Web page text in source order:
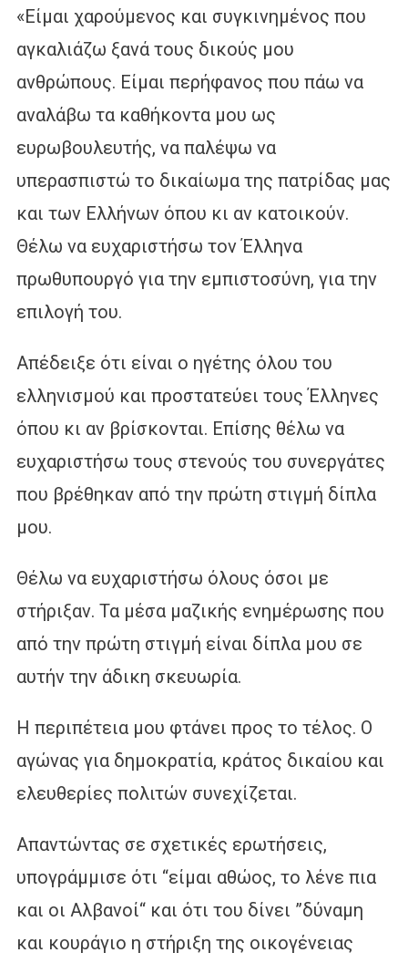
«Είμαι χαρούμενος και συγκινημένος που
αγκαλιάζω ξανά τους δικούς μου
ανθρώπους. Είμαι περήφανος που πάω να
αναλάβω τα καθήκοντα μου ως
ευρωβουλευτής, να παλέψω να
υπερασπιστώ το δικαίωμα της πατρίδας μας
και των Ελλήνων όπου κι αν κατοικούν.
Θέλω να ευχαριστήσω τον Έλληνα
πρωθυπουργό για την εμπιστοσύνη, για την
επιλογή του.
Απέδειξε ότι είναι ο ηγέτης όλου του
ελληνισμού και προστατεύει τους Έλληνες
όπου κι αν βρίσκονται. Επίσης θέλω να
ευχαριστήσω τους στενούς του συνεργάτες
που βρέθηκαν από την πρώτη στιγμή δίπλα
μου.
Θέλω να ευχαριστήσω όλους όσοι με
στήριξαν. Τα μέσα μαζικής ενημέρωσης που
από την πρώτη στιγμή είναι δίπλα μου σε
αυτήν την άδικη σκευωρία.
Η περιπέτεια μου φτάνει προς το τέλος. Ο
αγώνας για δημοκρατία, κράτος δικαίου και
ελευθερίες πολιτών συνεχίζεται.
Απαντώντας σε σχετικές ερωτήσεις,
υπογράμμισε ότι “είμαι αθώος, το λένε πια
και οι Αλβανοί“ και ότι του δίνει ”δύναμη
και κουράγιο η στήριξη της οικογένειας